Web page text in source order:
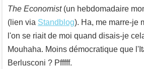
The Economist(un hebdomadaire
(lien via Standblog). Ha, me marre-je
l'on se riait de moi quand disais-je
Mouhaha. Moins démocratique que
Berlusconi ? Pfffff.